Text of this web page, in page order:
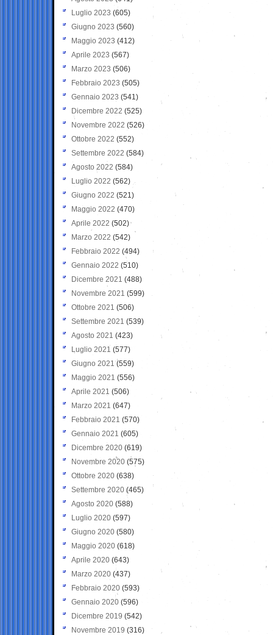
Luglio 2023 (605)
Giugno 2023 (560)
Maggio 2023 (412)
Aprile 2023 (567)
Marzo 2023 (506)
Febbraio 2023 (505)
Gennaio 2023 (541)
Dicembre 2022 (525)
Novembre 2022 (526)
Ottobre 2022 (552)
Settembre 2022 (584)
Agosto 2022 (584)
Luglio 2022 (562)
Giugno 2022 (521)
Maggio 2022 (470)
Aprile 2022 (502)
Marzo 2022 (542)
Febbraio 2022 (494)
Gennaio 2022 (510)
Dicembre 2021 (488)
Novembre 2021 (599)
Ottobre 2021 (506)
Settembre 2021 (539)
Agosto 2021 (423)
Luglio 2021 (577)
Giugno 2021(559)
Maggio 2021 (556)
Aprile 2021 (506)
Marzo 2021 (647)
Febbraio 2021 (570)
Gennaio 2021 (605)
Dicembre 2020 (619)
Novembre 2020 (575)
Ottobre 2020 (638)
Settembre 2020(465)
Agosto 2020 (588)
Luglio 2020 (597)
Giugno 2020 (580)
Maggio 2020 (618)
Aprile 2020 (643)
Marzo 2020 (437)
Febbraio 2020 (593)
Gennaio 2020 (596)
Dicembre 2019 (542)
Novembre 2019 (316)